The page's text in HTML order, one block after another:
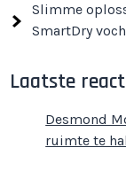
Slimme
SmartDry
Laatste
Desmond
ruimte te